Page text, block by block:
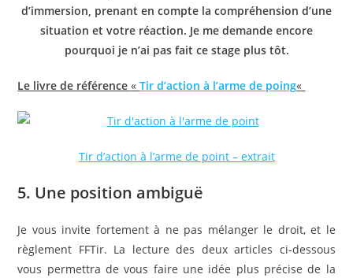
d’immersion, prenant en compte la compréhension d’une
situation et votre réaction. Je me demande encore
pourquoi je n’ai pas fait ce stage plus tôt.
Le livre de référence«Tir d’action à l’arme de poing«
Tir d’action à l’arme de point – extrait
5. Une position ambiguë
Je vous invite fortement à ne pas mélanger le droit, et le
règlement FFTir. La lecture des deux articles ci-dessous
vous permettra de vous faire une idée plus précise de la